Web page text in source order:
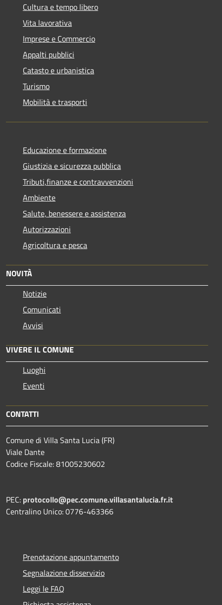
Cultura e tempo libero
Vita lavorativa
Imprese e Commercio
Appalti pubblici
Catasto e urbanistica
Turismo
Mobilità e trasporti
Educazione e formazione
Giustizia e sicurezza pubblica
Tributi,finanze e contravvenzioni
Ambiente
Salute, benessere e assistenza
Autorizzazioni
Agricoltura e pesca
NOVITÀ
Notizie
Comunicati
Avvisi
VIVERE IL COMUNE
Luoghi
Eventi
CONTATTI
Comune di Villa Santa Lucia (FR)
Viale Dante
Codice Fiscale: 81005230602
PEC: protocollo@pec.comune.villasantalucia.fr.it
Centralino Unico: 0776-463366
Prenotazione appuntamento
Segnalazione disservizio
Leggi le FAQ